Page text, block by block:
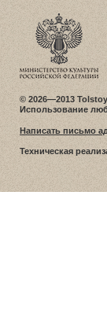
© 2026—2013
Использование
Написать письмо
Техническая